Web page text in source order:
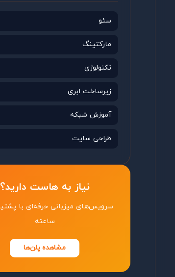
سئو
مارکتینگ
تکنولوژی
زیرساخت ابری
آموزش شبکه
طراحی سایت
نیاز به هاست دارید؟
ساعته
مشاهده پلن‌ها